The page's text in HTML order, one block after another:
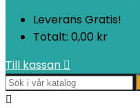
Leverans Gratis!
Totalt: 0,00 kr
Till kassan 
